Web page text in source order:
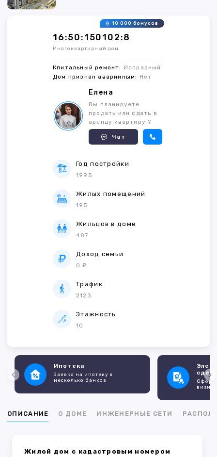
16:50:150102:8
10 000 бонусов
Многоквартирный дом
Кпитальный ремонт: Исправный
Дом признан аварийным: Нет
Елена
Вы планируете
продать или сдать в
аренду квартиру ?
Чат
Год постройки
1995
Жилых помещений
195
Жильцов в доме
487
Доход семьи
0 ₽
Трафик
2123
Этажность
10
Ипотека
Заявка на ипотеку в
несколько банков
ОПИСАНИЕ О ДОМЕ ИНЖЕНЕРНЫЕ СЕТИ
Жилой дом с кадастровым номером